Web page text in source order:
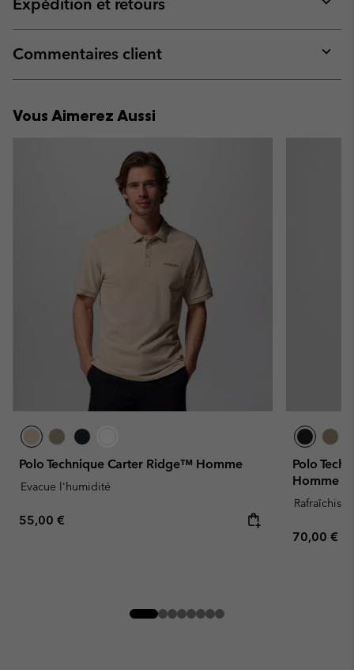
Expédition et retours
or
Commentaires client
or
Vous Aimerez Aussi
Polo Technique Carter Ridge™ Homme
Evacue l'humidité
Regular price:
55,00 €
Polo
Homme
Regular
70,00 €